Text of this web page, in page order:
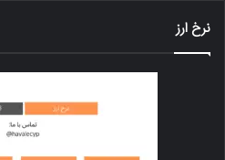
نرخ ارز